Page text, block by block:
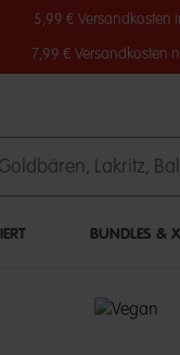
5,99 € Versandkosten
7,99 € Versandkosten
BUNDLES &